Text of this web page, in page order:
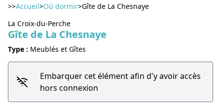
>>Accueil>Où dormir>Gîte de La Chesnaye
La Croix-du-Perche
Gîte de La Chesnaye
Type : Meublés et Gîtes
Embarquer cet élément afin d'y avoir accès
hors connexion